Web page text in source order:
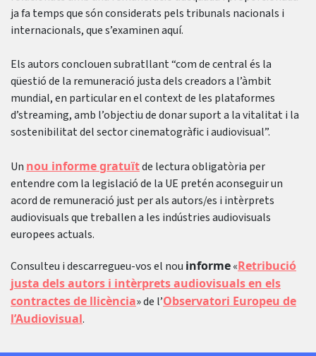
ja fa temps que són considerats pels tribunals nacionals i
internacionals, que s’examinen aquí.
Els autors conclouen subratllant “com de central és la
qüestió de la remuneració justa dels creadors a l’àmbit
mundial, en particular en el context de les plataformes
d’streaming, amb l’objectiu de donar suport a la vitalitat i la
sostenibilitat del sector cinematogràfic i audiovisual”.
Un nou informe gratuïtde lectura obligatòria per
entendre com la legislació de la UE pretén aconseguir un
acord de remuneració just per als autors/es i intèrprets
audiovisuals que treballen a les indústries audiovisuals
europees actuals.
Consulteu i descarregueu-vos el nou informe«Retribució
justa dels autors i intèrprets audiovisuals en els
contractes de llicència» de l’Observatori Europeu de
l’Audiovisual.